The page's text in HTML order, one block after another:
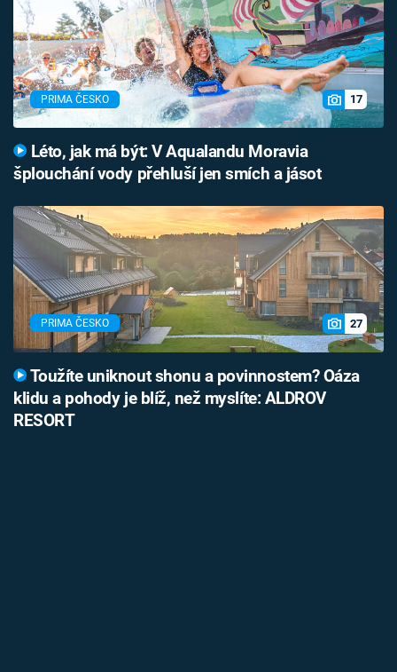
PRIMA ČESKO 17
Léto, jak má být: V Aqualandu Moravia
šplouchání vody přehluší jen smích a jásot
PRIMA ČESKO 27
Toužíte uniknout shonu a povinnostem? Oáza
klidu a pohody je blíž, než myslíte: ALDROV
RESORT